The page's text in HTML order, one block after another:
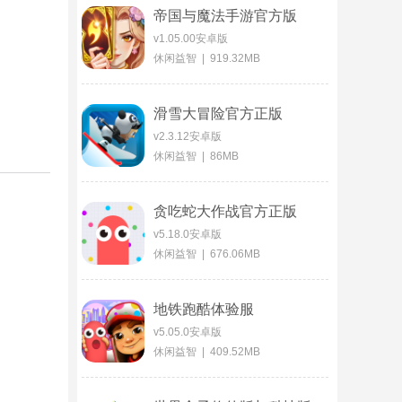
帝国与魔法手游官方版
v1.05.00安卓版
休闲益智 | 919.32MB
滑雪大冒险官方正版
v2.3.12安卓版
休闲益智 | 86MB
贪吃蛇大作战官方正版
v5.18.0安卓版
休闲益智 | 676.06MB
地铁跑酷体验服
v5.05.0安卓版
休闲益智 | 409.52MB